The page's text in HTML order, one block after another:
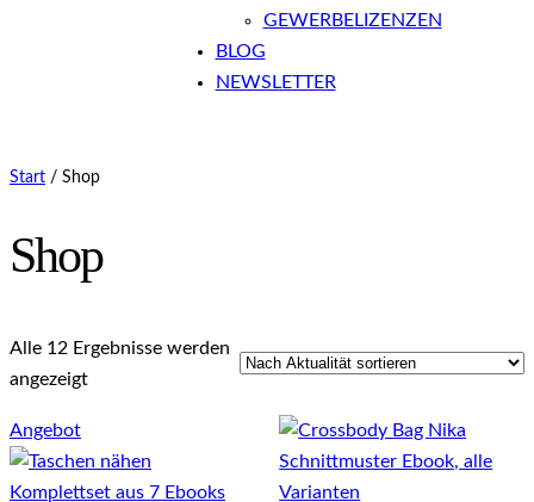
GEWERBELIZENZEN
BLOG
NEWSLETTER
Start / Shop
Shop
Alle 12 Ergebnisse werden
angezeigtNach
AngebotProdukt
im
Angebot